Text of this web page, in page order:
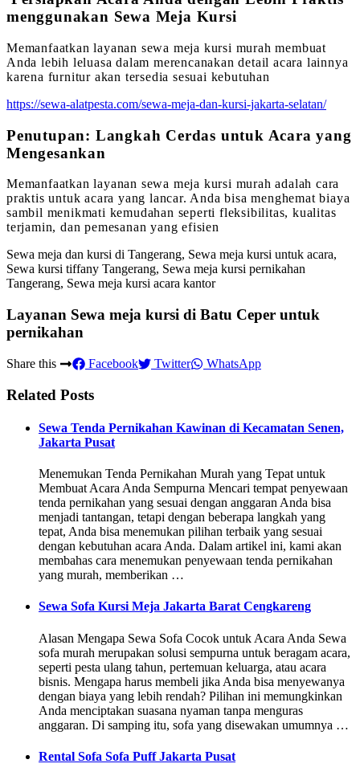
menggunakan Sewa Meja Kursi
Memanfaatkan layanan sewa meja kursi murah membuat
Anda lebih leluasa dalam merencanakan detail acara lainnya
karena furnitur akan tersedia sesuai kebutuhan
https://sewa-alatpesta.com/sewa-meja-dan-kursi-jakarta-selatan/
Penutupan: Langkah Cerdas untuk Acara yang
Mengesankan
Memanfaatkan layanan sewa meja kursi murah adalah cara
praktis untuk acara yang lancar. Anda bisa menghemat biaya
sambil menikmati kemudahan seperti fleksibilitas, kualitas
terjamin, dan pemesanan yang efisien
Sewa meja dan kursi di Tangerang, Sewa meja kursi untuk acara,
Sewa kursi tiffany Tangerang, Sewa meja kursi pernikahan
Tangerang, Sewa meja kursi acara kantor
Layanan Sewa meja kursi di Batu Ceper untuk
pernikahan
Share this Facebook Twitter WhatsApp
Related Posts
Sewa Tenda Pernikahan Kawinan di Kecamatan Senen,
Jakarta Pusat
Menemukan Tenda Pernikahan Murah yang Tepat untuk
Membuat Acara Anda Sempurna Mencari tempat penyewaan
tenda pernikahan yang sesuai dengan anggaran Anda bisa
menjadi tantangan, tetapi dengan beberapa langkah yang
tepat, Anda bisa menemukan pilihan terbaik yang sesuai
dengan kebutuhan acara Anda. Dalam artikel ini, kami akan
membahas cara menemukan penyewaan tenda pernikahan
yang murah, memberikan …
Sewa Sofa Kursi Meja Jakarta Barat Cengkareng
Alasan Mengapa Sewa Sofa Cocok untuk Acara Anda Sewa
sofa murah merupakan solusi sempurna untuk beragam acara,
seperti pesta ulang tahun, pertemuan keluarga, atau acara
bisnis. Mengapa harus membeli jika Anda bisa menyewanya
dengan biaya yang lebih rendah? Pilihan ini memungkinkan
Anda menciptakan suasana nyaman tanpa menguras
anggaran. Di samping itu, sofa yang disewakan umumnya …
Rental Sofa Sofa Puff Jakarta Pusat